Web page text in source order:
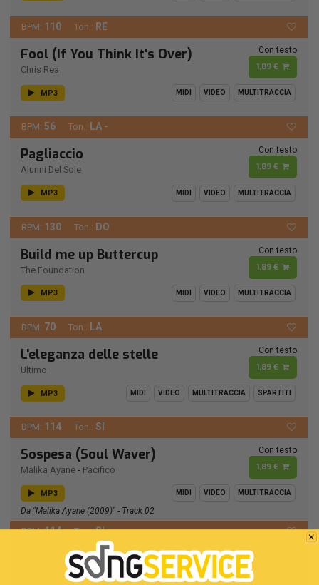
BPM: 110 Ton.: RE
Fool (If You Think It's Over)
Chris Rea
Con testo
1,89 €
MP3 MIDI VIDEO MULTITRACCIA
BPM: 56 Ton.: LA -
Pagliaccio
Alunni Del Sole
Con testo
1,89 €
MP3 MIDI VIDEO MULTITRACCIA
BPM: 130 Ton.: DO
Build me up Buttercup
The Foundation
Con testo
1,89 €
MP3 MIDI VIDEO MULTITRACCIA
BPM: 70 Ton.: LA
L'eleganza delle stelle
Ultimo
Con testo
1,89 €
MP3 MIDI VIDEO MULTITRACCIA SPARTITI
BPM: 114 Ton.: SI
Sospesa (Soul Waver)
Malika Ayane - Pacifico
Con testo
1,89 €
MP3 MIDI VIDEO MULTITRACCIA
Da "Malika Ayane (2009)" - Track 02
BPM:114 Ton.:SI
Soul Waver
Malika Ayane